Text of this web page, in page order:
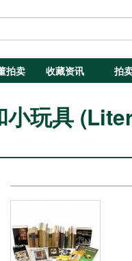
拍卖 收藏资讯 拍
小玩具